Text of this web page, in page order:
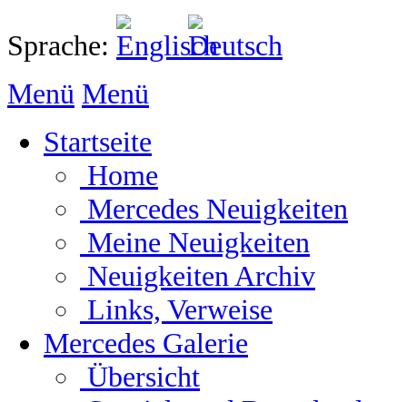
Sprache:
Menü Menü
Startseite
Home
Mercedes Neuigkeiten
Meine Neuigkeiten
Neuigkeiten Archiv
Links, Verweise
Mercedes Galerie
Übersicht